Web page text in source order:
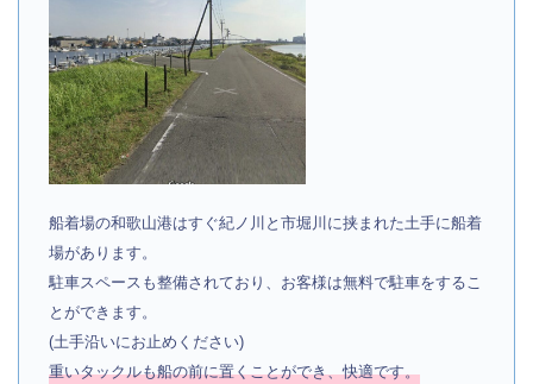
船着場の和歌山港はすぐ紀ノ川と市堀川に挟まれた土手に船着
場があります。
駐車スペースも整備されており、お客様は無料で駐車をするこ
とができます。
(土手沿いにお止めください)
重いタックルも船の前に置くことができ、快適です。